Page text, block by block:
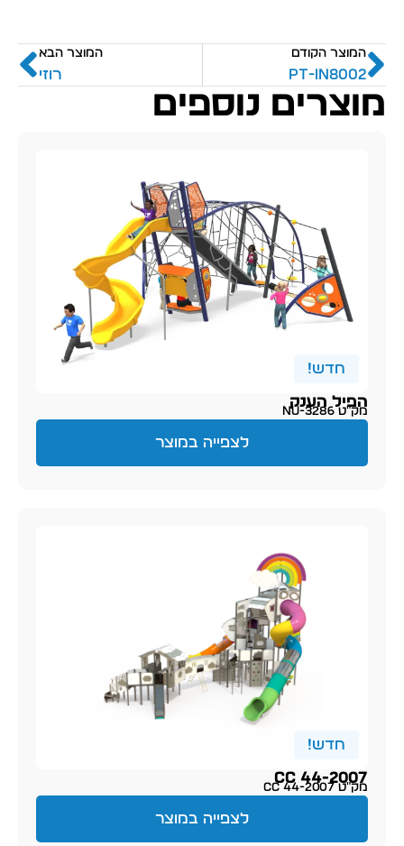
המוצר הקודם
PT-IN8002
המוצר הבא
רוזי
מוצרים נוספים
חדש!
הפיל הענק
מק״ט NU-3286
לצפייה במוצר
חדש!
CC 44-2007
מק״ט CC 44-2007
לצפייה במוצר